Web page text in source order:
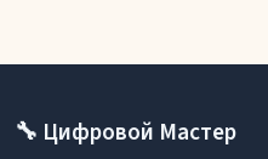
🔧 Цифровой Мастер